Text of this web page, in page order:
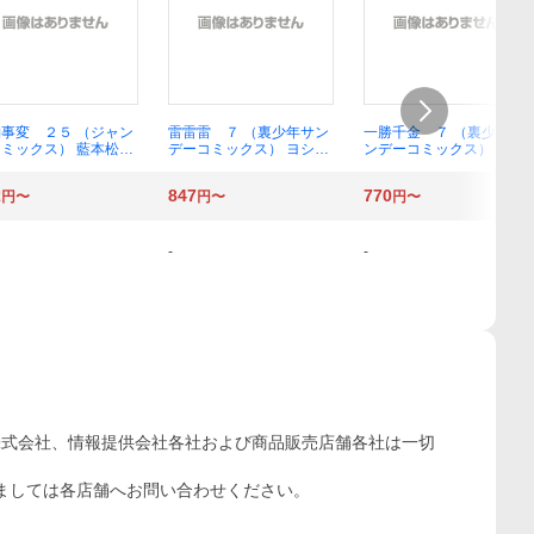
変 ２５ （ジャン
ックス） 藍本松／
雷雷雷 ７ （裏少年サン
デーコミックス） ヨシア
一勝千金 ７ （裏少年サ
ンデーコミックス） サン
円〜 847円〜 770円〜
- -
会社、情報提供会社各社および商品販売店舗各社は一切
ては各店舗へお問い合わせください。